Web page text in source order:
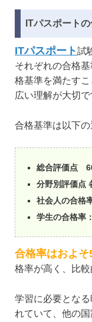
ITパスポート
ITパスポート試
それぞれの合格
格基準を満たす
広い理解が大切で
合格基準は以下の
総合評価点
分野別評価点
社会人の合格
学生の合格率
合格率はおよそ
格率が高く、比較
学習に必要となる
れていて、他の